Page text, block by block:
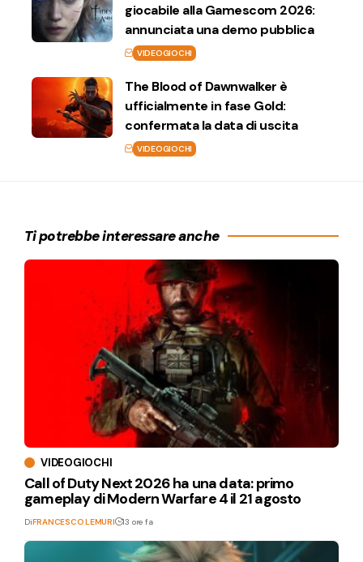
giocabile alla Gamescom 2026:
annunciata una demo pubblica
VIDEOGIOCHI
The Blood of Dawnwalker è
ufficialmente in fase Gold:
confermata la data di uscita
VIDEOGIOCHI
Ti potrebbe interessare anche
VIDEOGIOCHI
Call of Duty Next 2026 ha una data: primo
gameplay di Modern Warfare 4 il 21 agosto
DiFRANCESCO LEMURI 13 ore fa